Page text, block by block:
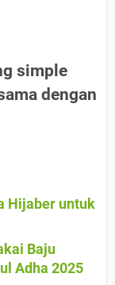
simple
dengan
Hijaber untuk
Baju
Adha 2025